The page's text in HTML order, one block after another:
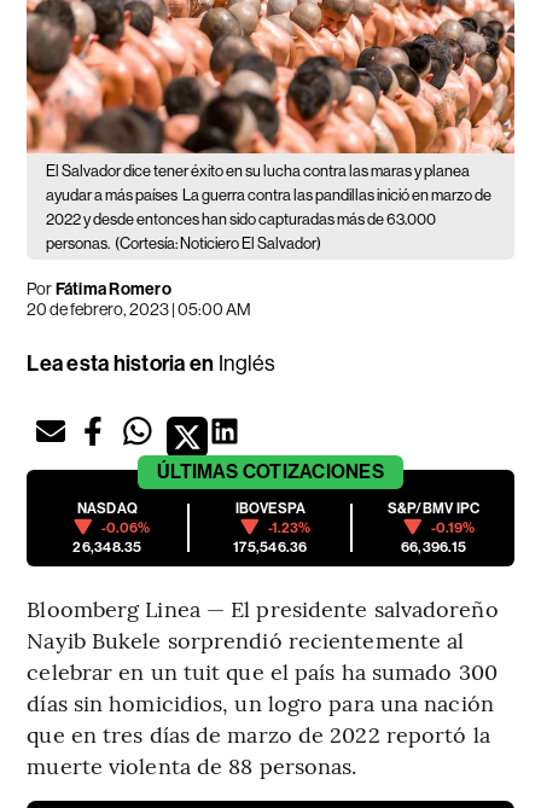
El Salvador dice tener éxito en su lucha contra las maras y planea
ayudar a más países
La guerra contra las pandillas inició en marzo de
2022 y desde entonces han sido capturadas más de 63.000
personas. (Cortesía: Noticiero El Salvador)
PorFátima Romero
20 de febrero, 2023 | 05:00 AM
Lea esta historia en Inglés
ÚLTIMAS COTIZACIONES
NASDAQ
-0.06%
26,348.35
IBOVESPA
-1.23%
175,546.36
S&P/BMV IPC
-0.19%
66,396.15
Bloomberg Linea — El presidente salvadoreño
Nayib Bukele sorprendió recientemente al
celebrar en un tuit que el país ha sumado 300
días sin homicidios, un logro para una nación
que en tres días de marzo de 2022 reportó la
muerte violenta de 88 personas.